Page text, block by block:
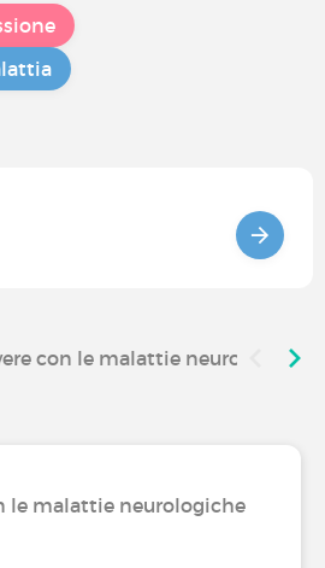
con le malattie neurologiche
le malattie neurologiche